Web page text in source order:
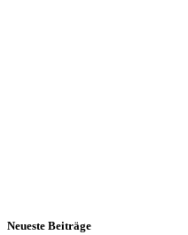
Neueste Beiträge